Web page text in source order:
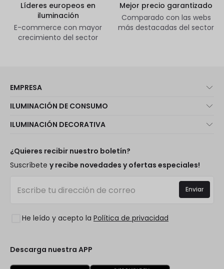
Líderes europeos en
iluminación
E-commerce con mayor
crecimiento del sector
Mejor precio garantizado
Comparado con las webs
más destacadas del sector
EMPRESA
Atención al cliente
Métodos de envío
¿Eres profesional?
Tiendas
Preguntas frecuentes
Iniciar sesión
ILUMINACIÓN DE CONSUMO
Marcas
Presupuestos
Iluminación para empresas
ILUMINACIÓN DECORATIVA
Top Marcas
Espacios
Colecciones
LoveYouGreen
¿Quieres recibir nuestro boletín?
Suscríbete y recibe novedades y ofertas especiales!
He leído y acepto la Política de privacidad
Enviar
Descarga nuestra APP